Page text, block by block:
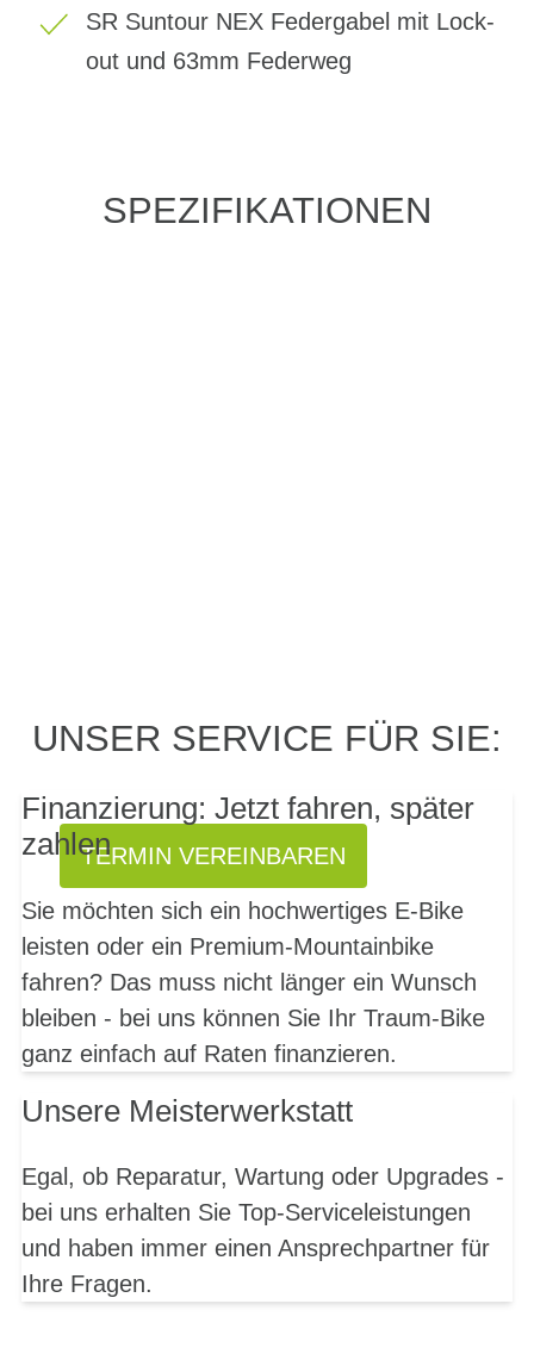
SR Suntour NEX Federgabel mit Lock-
out und 63mm Federweg
SPEZIFIKATIONEN
PROBEFAHRT? JA,
TERMIN VEREINBAREN
UNSER SERVICE FÜR SIE:
Finanzierung: Jetzt fahren, später
zahlen
Sie möchten sich ein hochwertiges E-Bike
leisten oder ein Premium-Mountainbike
fahren? Das muss nicht länger ein Wunsch
bleiben - bei uns können Sie Ihr Traum-Bike
ganz einfach auf Raten finanzieren.
Unsere Meisterwerkstatt
Egal, ob Reparatur, Wartung oder Upgrades -
bei uns erhalten Sie Top-Serviceleistungen
und haben immer einen Ansprechpartner für
Ihre Fragen.